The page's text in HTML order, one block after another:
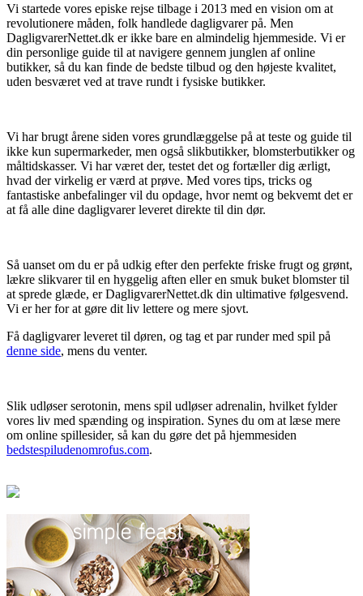
Vi startede vores episke rejse tilbage i 2013 med en vision om at
revolutionere måden, folk handlede dagligvarer på. Men
DagligvarerNettet.dk er ikke bare en almindelig hjemmeside. Vi er
din personlige guide til at navigere gennem junglen af online
butikker, så du kan finde de bedste tilbud og den højeste kvalitet,
uden besværet ved at trave rundt i fysiske butikker.
Vi har brugt årene siden vores grundlæggelse på at teste og guide til
ikke kun supermarkeder, men også slikbutikker, blomsterbutikker og
måltidskasser. Vi har været der, testet det og fortæller dig ærligt,
hvad der virkelig er værd at prøve. Med vores tips, tricks og
fantastiske anbefalinger vil du opdage, hvor nemt og bekvemt det er
at få alle dine dagligvarer leveret direkte til din dør.
Så uanset om du er på udkig efter den perfekte friske frugt og grønt,
lækre slikvarer til en hyggelig aften eller en smuk buket blomster til
at sprede glæde, er DagligvarerNettet.dk din ultimative følgesvend.
Vi er her for at gøre dit liv lettere og mere sjovt.
Få dagligvarer leveret til døren, og tag et par runder med spil på
denne side, mens du venter.
Slik udløser serotonin, mens spil udløser adrenalin, hvilket fylder
vores liv med spænding og inspiration. Synes du om at læse mere
om online spillesider, så kan du gøre det på hjemmesiden
bedstespiludenomrofus.com.